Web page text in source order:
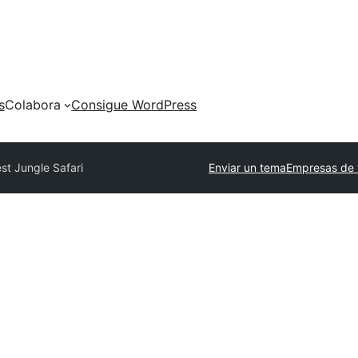
Colabora
Consigue WordPress
Jungle Safari Enviar un temaEmpresas